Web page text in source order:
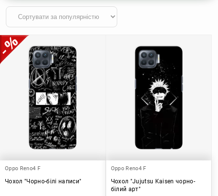
Oppo Reno4 F
Чохол "Чорно-білі написи"
Oppo Reno4 F
Чохол "Jujutsu Kaisen чорно-
білий арт"